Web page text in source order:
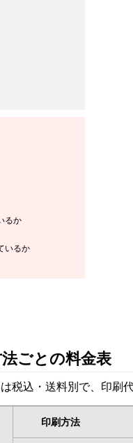
るか
いるか
ごとの料金表
税込・送料別で、印刷
印刷方法